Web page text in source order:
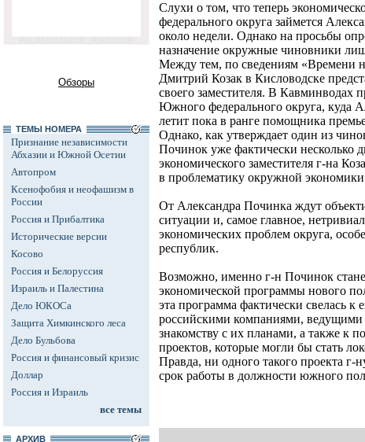
Обзоры
ТЕМЫ НОМЕРА
Признание независимости
Абхазии и Южной Осетии
Автопром
Ксенофобия и неофашизм в
России
Россия и Прибалтика
Исторические версии
Косово
Россия и Белоруссия
Израиль и Палестина
Дело ЮКОСа
Защита Химкинского леса
Дело Бульбова
Россия и финансовый кризис
Доллар
Россия и Израиль
все темы
АРХИВ
Слухи о том, что теперь
федерального округа займется
около недели. Однако на просьбы
назначение окружные чиновники
Между тем, по сведениям «Времени
Дмитрий Козак в Кисловодске
своего заместителя. В Кавминводах
Южного федерального округа, куда
летит пока в ранге помощника
Однако, как утверждает один из
Починок уже фактически несколько
экономического заместителя г-на
в проблематику окружной
От Александра Починка ждут
ситуации и, самое главное,
экономических проблем округа,
республик.
Возможно, именно г-н Починок
экономической программы нового
эта программа фактически свелась
российскими компаниями, ведущими
знакомству с их планами, а также к
проектов, которые могли бы стать
Правда, ни одного такого проекта г-
срок работы в должности южного